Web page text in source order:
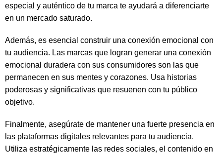
especial y auténtico de tu marca te ayudará a diferenciarte
en un mercado saturado.
Además, es esencial construir una conexión emocional con
tu audiencia. Las marcas que logran generar una conexión
emocional duradera con sus consumidores son las que
permanecen en sus mentes y corazones. Usa historias
poderosas y significativas que resuenen con tu público
objetivo.
Finalmente, asegúrate de mantener una fuerte presencia en
las plataformas digitales relevantes para tu audiencia.
Utiliza estratégicamente las redes sociales, el contenido en